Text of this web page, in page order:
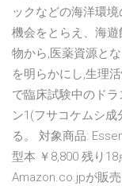
ックなどの海洋環
機会をとらえ、海
物から,医薬資源と
を明らかにし,生理
で臨床試験中のド
ン1(フサコケムシ
る。 対象商品:
型本 ￥8,800 残り18
Amazon.co.jpが販売